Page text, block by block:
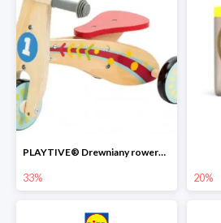
PLAYTIVE® Drewniany rowerek biegowy -33%
33% 20%